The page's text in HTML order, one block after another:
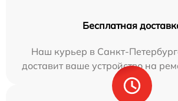
Бесплатная
Наш курьер в Санкт-
доставит ваше устройство на